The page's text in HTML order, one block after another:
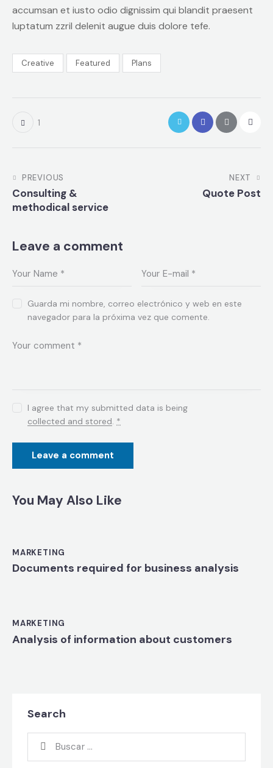
accumsan et iusto odio dignissim qui blandit praesent
luptatum zzril delenit augue duis dolore tefe.
Creative Featured Plans
1
PREVIOUS
Consulting &
methodical service
NEXT
Quote Post
Leave a comment
Guarda mi nombre, correo electrónico y web en este
navegador para la próxima vez que comente.
I agree that my submitted data is being
collected and stored. *
You May Also Like
MARKETING
Documents required for business analysis
MARKETING
Analysis of information about customers
Search